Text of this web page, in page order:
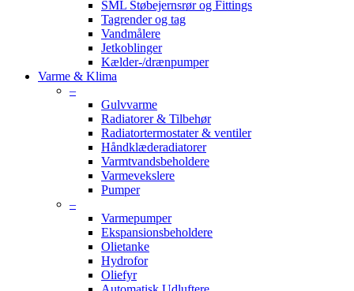
SML Støbejernsrør og Fittings
Tagrender og tag
Vandmålere
Jetkoblinger
Kælder-/drænpumper
Varme & Klima
–
Gulvvarme
Radiatorer & Tilbehør
Radiatortermostater & ventiler
Håndklæderadiatorer
Varmtvandsbeholdere
Varmevekslere
Pumper
–
Varmepumper
Ekspansionsbeholdere
Olietanke
Hydrofor
Oliefyr